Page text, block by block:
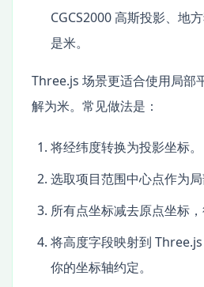
CGCS2000 高斯投影、地
是米。
Three.js 场景更适合使用局部
解为米。常见做法是：
将经纬度转换为投影坐标。
选取项目范围中心点作为局
所有点坐标减去原点坐标，
将高度字段映射到
你的坐标轴约定。